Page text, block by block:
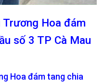
Hoa đám
số 3 TP Cà Mau
Hoa đám tang chia